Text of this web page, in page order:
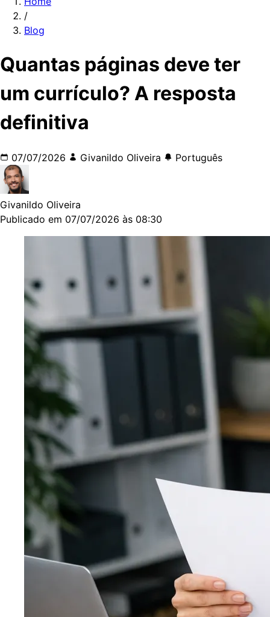
/
Blog
Quantas páginas deve ter
um currículo? A resposta
definitiva
07/07/2026 Givanildo Oliveira Português
Givanildo Oliveira
Publicado em 07/07/2026 às 08:30